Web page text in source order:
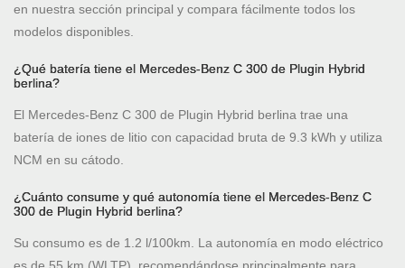
en nuestra sección principal y compara fácilmente todos los
modelos disponibles.
¿Qué batería tiene el Mercedes-Benz C 300 de Plugin Hybrid
berlina?
El Mercedes-Benz C 300 de Plugin Hybrid berlina trae una
batería de iones de litio con capacidad bruta de 9.3 kWh y utiliza
NCM en su cátodo.
¿Cuánto consume y qué autonomía tiene el Mercedes-Benz C
300 de Plugin Hybrid berlina?
Su consumo es de 1.2 l/100km. La autonomía en modo eléctrico